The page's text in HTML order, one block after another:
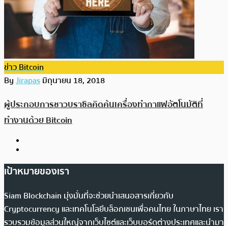
ข่าว Bitcoin
ByJirapasมิถุนายน 18, 2018
ผู้ประกอบการชาวบราซิลคิดค้นเครื่องทำกาแฟอัตโนมัติที่
ทำงานด้วย Bitcoin
เป้าหมายของเรา
Siam Blockchain มุ่งมั่นที่จะช่วยนำเสนอสารเกี่ยวกับ
Cryptocurrency และเทคโนโลยีบล็อกเชนเพื่อคนไทย ในภาษาไทย เรา
รวบรวมข้อมูลส่วนใหญ่จากเว็บไซต์และเว็บบอร์ดต่างประเทศและนำมา